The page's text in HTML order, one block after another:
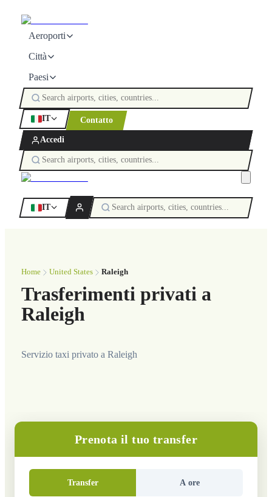
Aeroporti
Città
Paesi
IT Contatto
Accedi
IT
Home United States Raleigh
Trasferimenti privati a
Raleigh
Servizio taxi privato a Raleigh
Prenota il tuo transfer
Transfer A ore